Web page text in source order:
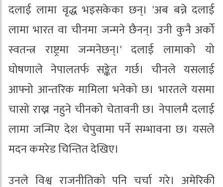
दलाई लामा वृद्ध भइसकेका छन्। 'अब बन्ने दलाई
लामा भारत वा चीनमा जन्मने छैनन्। उनी कुनै अर्को
स्वतन्त्र राष्ट्रमा जन्मनेछन्।' दलाई लामाको यो
घोषणाले नेपालतर्फ सङ्केत गर्छ। चीनले यसलाई
आफ्नो आन्तरिक मामिला भनेको छ। भारतले यसमा
चासो राख्न नहुने चीनको चेतावनी छ। नेपालमै दलाई
लामा जन्मिए देश चेपुवामा पर्ने सम्भावना छ। यसले
मदन कमरेड चिन्तित देखिए।
उनले विश्व राजनीतिको पनि चर्चा गरे। अमेरिकी